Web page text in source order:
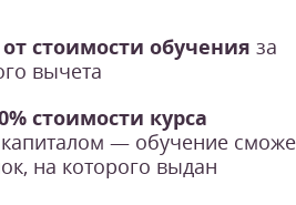
от стоимости обучения за
вычета
стоимости курса
— обучение
на которого выдан